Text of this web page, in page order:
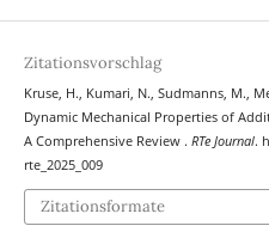
Zitationsvorschlag
Kruse, H., Kumari, N., Sudmanns, M.,
Dynamic Mechanical Properties of
A Comprehensive Review . RTe Journal.
rte_2025_009
Zitationsformate